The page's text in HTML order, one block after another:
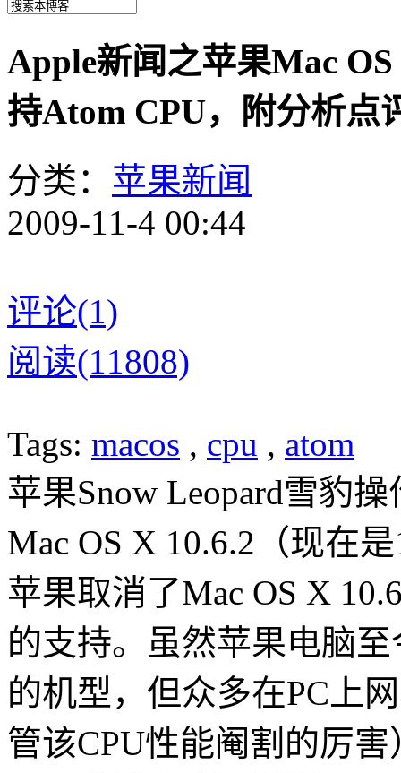
Apple新闻之苹果Mac
持Atom CPU，附分析点
分类： 苹果新闻
2009-11-4 00:44
评论(1)
阅读(11808)
Tags: macos , cpu , atom
苹果Snow Leopard雪豹
Mac OS X 10.6.2（现在
苹果取消了Mac OS X
的支持。虽然苹果电脑
的机型，但众多在PC上
管该CPU性能阉割的厉